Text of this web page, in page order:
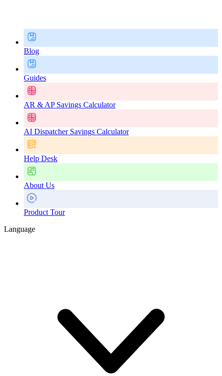
Blog
Guides
AR & AP Savings Calculator
AI Dispatcher Savings Calculator
Help Desk
About Us
Product Tour
Language